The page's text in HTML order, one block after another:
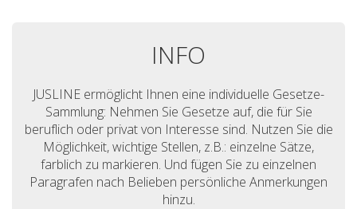
INFO
JUSLINE ermöglicht Ihnen eine individuelle Gesetze-
Sammlung: Nehmen Sie Gesetze auf, die für Sie
beruflich oder privat von Interesse sind. Nutzen Sie die
Möglichkeit, wichtige Stellen, z.B.: einzelne Sätze,
farblich zu markieren. Und fügen Sie zu einzelnen
Paragrafen nach Belieben persönliche Anmerkungen
hinzu.